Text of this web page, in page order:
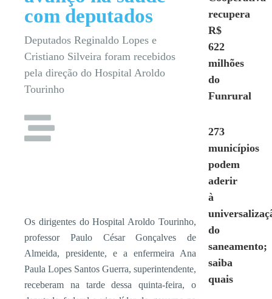
com deputados
Deputados Reginaldo Lopes e
Cristiano Silveira foram recebidos
pela direção do Hospital Aroldo
Tourinho
Os dirigentes do Hospital Aroldo Tourinho,
professor Paulo César Gonçalves de
Almeida, presidente, e a enfermeira Ana
Paula Lopes Santos Guerra, superintendente,
receberam na tarde dessa quinta-feira, o
recupera
R$
622
milhões
do
Funrural
273
municípios
podem
aderir
à
do
saneamento;
saiba
quais